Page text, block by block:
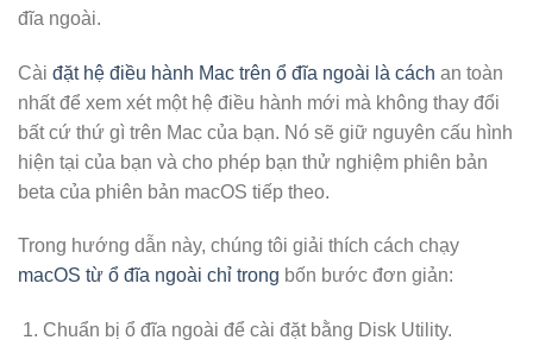
đĩa ngoài.
Cài đặt hệ điều hành Mac trên ổ đĩa ngoài là cách an toàn
nhất để xem xét một hệ điều hành mới mà không thay đổi
bất cứ thứ gì trên Mac của bạn. Nó sẽ giữ nguyên cấu hình
hiện tại của bạn và cho phép bạn thử nghiệm phiên bản
beta của phiên bản macOS tiếp theo.
Trong hướng dẫn này, chúng tôi giải thích cách chạy
macOS từ ổ đĩa ngoài chỉ trong bốn bước đơn giản:
Chuẩn bị ổ đĩa ngoài để cài đặt bằng Disk Utility.